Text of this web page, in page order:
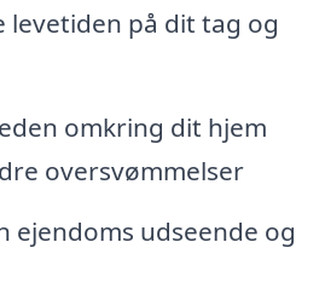
levetiden på dit tag og
omkring dit hjem
oversvømmelser
ejendoms udseende og